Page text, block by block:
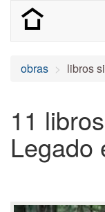
obras libros
11
Legado